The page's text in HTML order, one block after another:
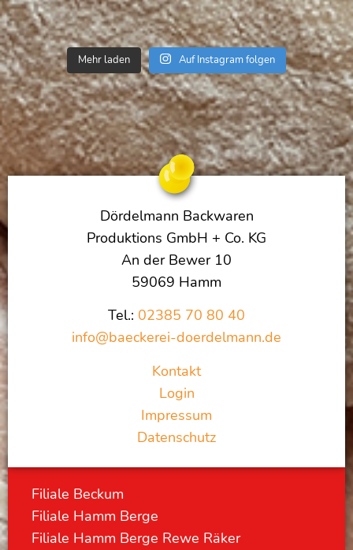
Mehr laden Auf Instagram folgen
Dördelmann Backwaren
Produktions GmbH + Co. KG
An der Bewer 10
59069 Hamm
Tel.: 02385 70 80 40
info@baeckerei-doerdelmann.de
Kontakt
Login
Impressum
Datenschutz
Filiale Beckum
Filiale Hamm Berge
Filiale Hamm Berge Rewe Räker